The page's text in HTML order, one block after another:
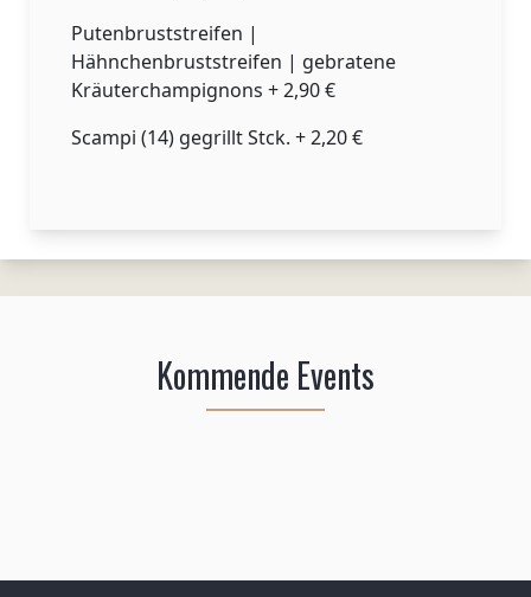
Putenbruststreifen |
Hähnchenbruststreifen | gebratene
Kräuterchampignons + 2,90 €
Scampi (14) gegrillt Stck. + 2,20 €
Kommende Events